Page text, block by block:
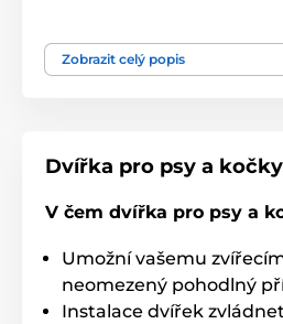
Produkt je zařazen v
Zobrazit celý popis
Dvířka pro psy a kočky
V čem dvířka pro psy a
Umožní vašemu
neomezený pohodlný
Instalace dvířek